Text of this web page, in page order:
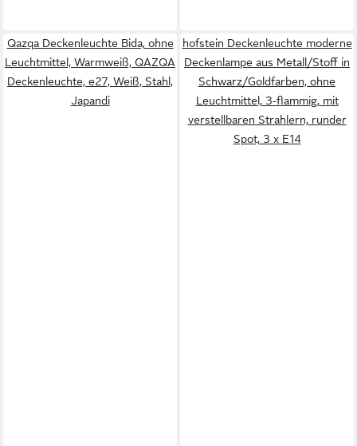
Qazqa Deckenleuchte Bida, ohne
Leuchtmittel, Warmweiß, QAZQA
Deckenleuchte, e27, Weiß, Stahl,
Japandi
hofstein Deckenleuchte moderne
Deckenlampe aus Metall/Stoff in
Schwarz/Goldfarben, ohne
Leuchtmittel, 3-flammig, mit
verstellbaren Strahlern, runder
Spot, 3 x E14